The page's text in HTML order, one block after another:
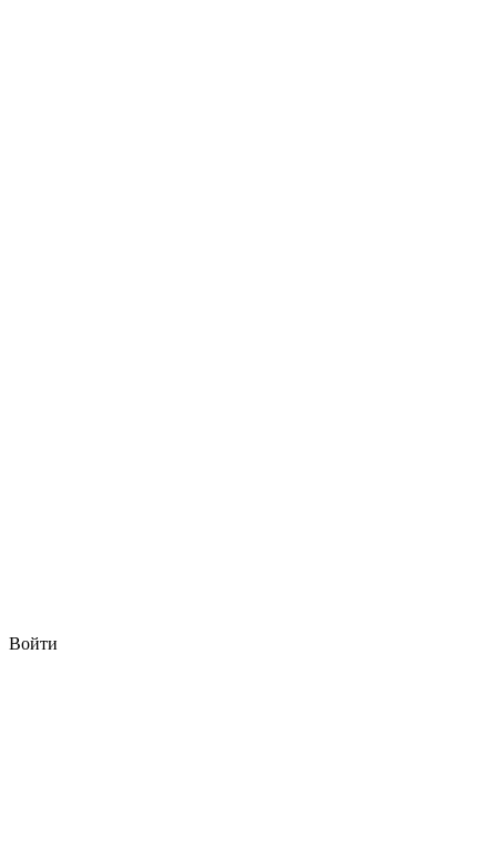
Войти